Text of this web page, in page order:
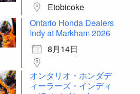
Etobicoke
Ontario Honda Dealers
Indy at Markham 2026
8月14日
オンタリオ・ホンダデ
ィーラーズ・インディ